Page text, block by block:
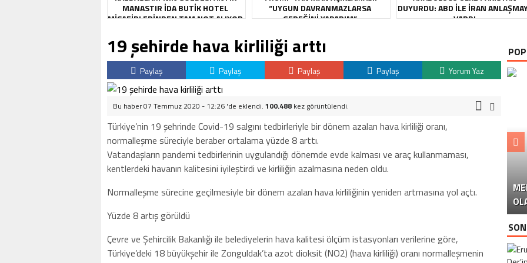
MANASTIR İDA BUTIK HOTEL
MISAFIRLERINDEN TAM NOT ALIYOR
“UYGUN DAVRANMAZLARSA
GEREĞINI YAPARIM”
DUYURDU: ABD ILE İRAN
VARDI
19 şehirde hava kirliliği arttı
Paylaş Paylaş Paylaş Paylaş Yorum Yaz
Bu haber 07 Temmuz 2020 - 12:26 'de eklendi. 100.488 kez görüntülendi.
Türkiye’nin 19 şehrinde Covid-19 salgını tedbirleriyle bir dönem azalan hava kirliliği oranı,
normalleşme süreciyle beraber ortalama yüzde 8 arttı.
Vatandaşların pandemi tedbirlerinin uygulandığı dönemde evde kalması ve araç kullanmaması,
kentlerdeki havanın kalitesini iyileştirdi ve kirliliğin azalmasına neden oldu.
Normalleşme sürecine geçilmesiyle bir dönem azalan hava kirliliğinin yeniden artmasına yol açtı.
Yüzde 8 artış görüldü
Çevre ve Şehircilik Bakanlığı ile belediyelerin hava kalitesi ölçüm istasyonları verilerine göre,
Türkiye’deki 18 büyükşehir ile Zonguldak’ta azot dioksit (NO2) (hava kirliliği) oranı normalleşmenin